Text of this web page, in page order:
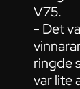
V75.
- Det
ringde
var lite